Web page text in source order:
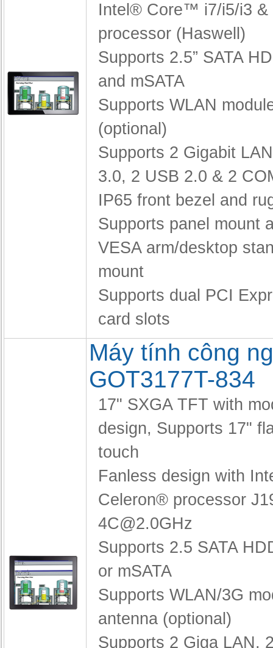
Intel® Core™ i7/i5/i3 &
processor (Haswell)
Supports 2.5” SATA
and mSATA
Supports WLAN
(optional)
Supports 2 Gigabit
3.0, 2 USB 2.0 & 2
IP65 front bezel and
Supports panel mount
VESA arm/desktop
mount
Supports dual PCI
card slots
Máy tính công
GOT3177T-834
17" SXGA TFT with
design, Supports 17"
touch
Fanless design with
Celeron® processor
4C@2.0GHz
Supports 2.5 SATA
or mSATA
Supports WLAN/3G
antenna (optional)
Supports 2 Giga LAN,